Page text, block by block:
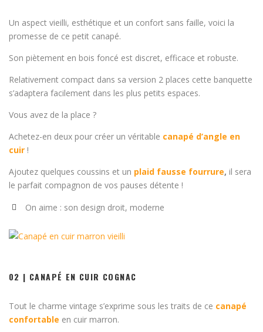
Un aspect vieilli, esthétique et un confort sans faille, voici la
promesse de ce petit canapé.
Son piètement en bois foncé est discret, efficace et robuste.
Relativement compact dans sa version 2 places cette banquette
s’adaptera facilement dans les plus petits espaces.
Vous avez de la place ?
Achetez-en deux pour créer un véritable canapé d’angle en
cuir !
Ajoutez quelques coussins et un plaid fausse fourrure, il sera
le parfait compagnon de vos pauses détente !
On aime : son design droit, moderne
02 | CANAPÉ EN CUIR COGNAC
Tout le charme vintage s’exprime sous les traits de ce canapé
confortable en cuir marron.